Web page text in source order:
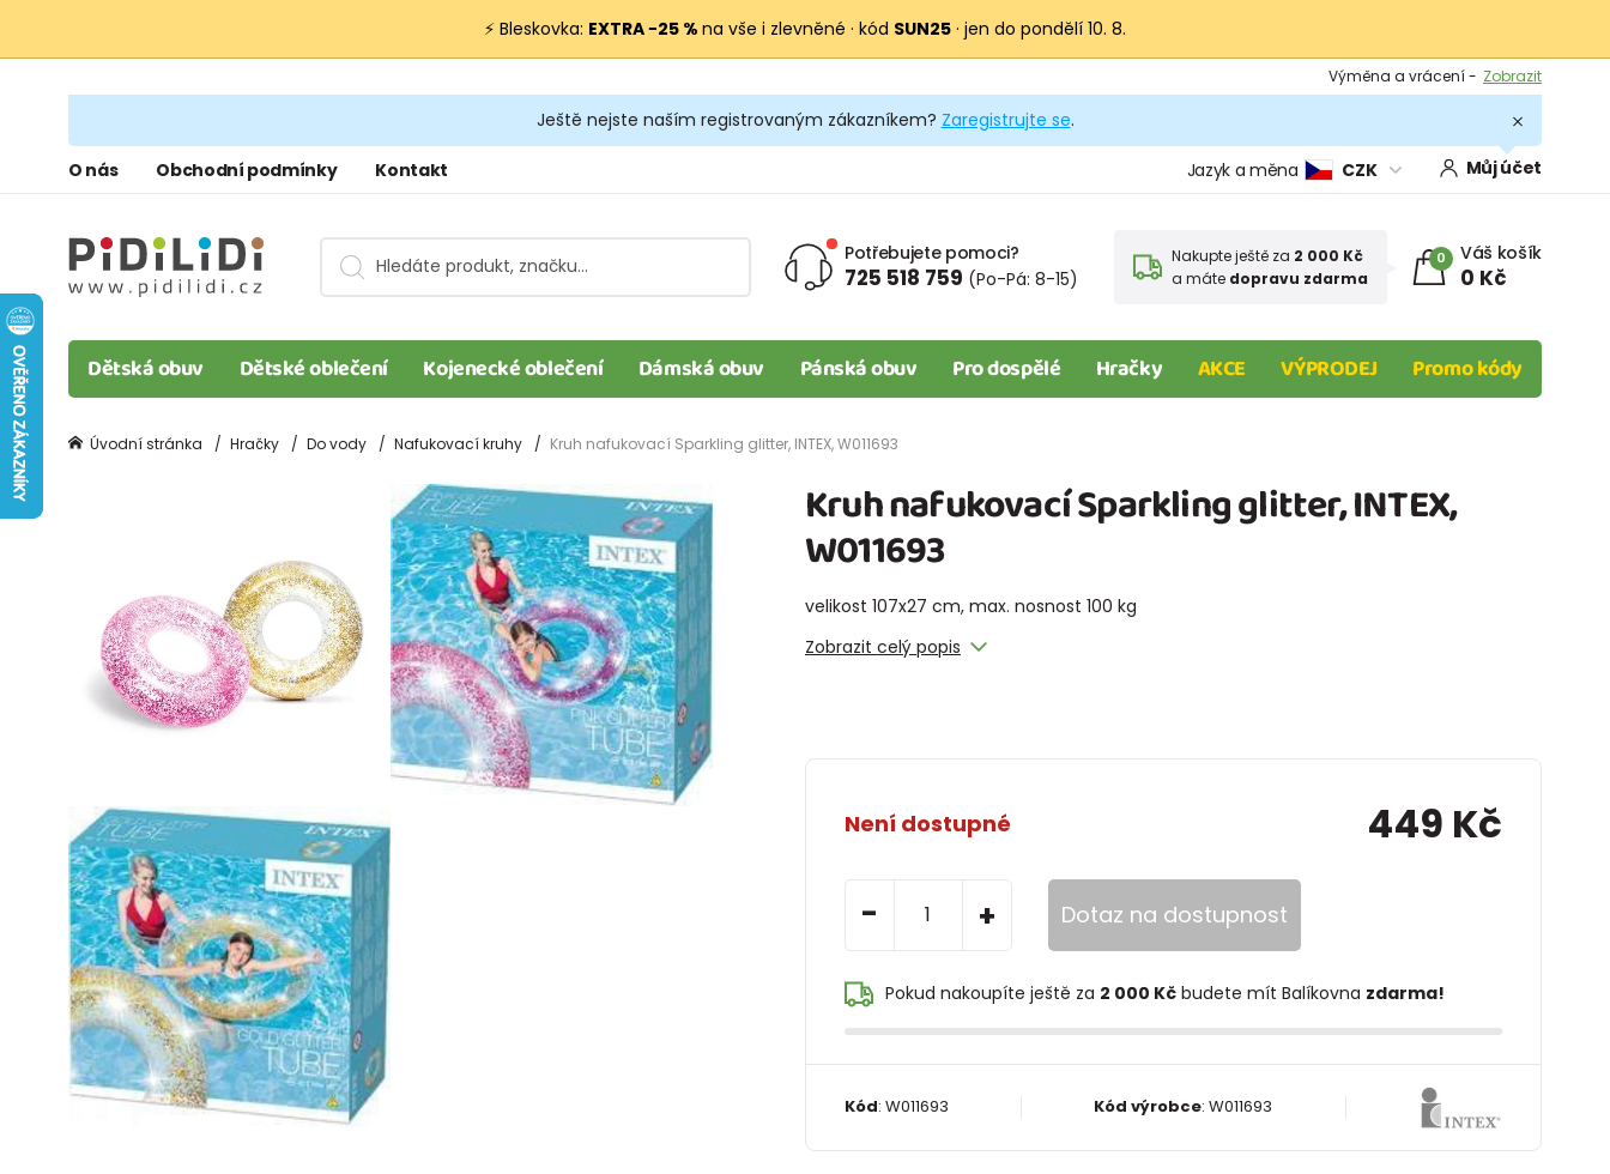
⚡ Bleskovka: EXTRA −25 % na vše i zlevněné · kód SUN25 · jen do pondělí 10. 8.
Výměna a vrácení - Zobrazit
Podmínky
Ještě nejste naším registrovaným zákazníkem? Zaregistrujte se.
O nás Obchodní podmínky Kontakt Jazyk a měna CZK Můj účet
Potřebujete pomoci?
725 518 759 (Po-Pá: 8-15)
Nakupte ještě za 2 000 Kč
a máte dopravu zdarma
0 Váš košík
0 Kč
Dětská obuv Dětské oblečení Kojenecké oblečení Dámská obuv Pánská obuv Pro dospělé Hračky AKCE VÝPRODEJ Promo kódy
Úvodní stránka Hračky Do vody Nafukovací kruhy Kruh nafukovací Sparkling glitter, INTEX, W011693
Kruh nafukovací Sparkling glitter, INTEX,
W011693
velikost 107x27 cm, max. nosnost 100 kg
Zobrazit celý popis
Není dostupné 449 Kč
- + Dotaz na dostupnost
Pokud nakoupíte ještě za 2 000 Kčbudete mít Balíkovna zdarma!
Kód: W011693 Kód výrobce:W011693